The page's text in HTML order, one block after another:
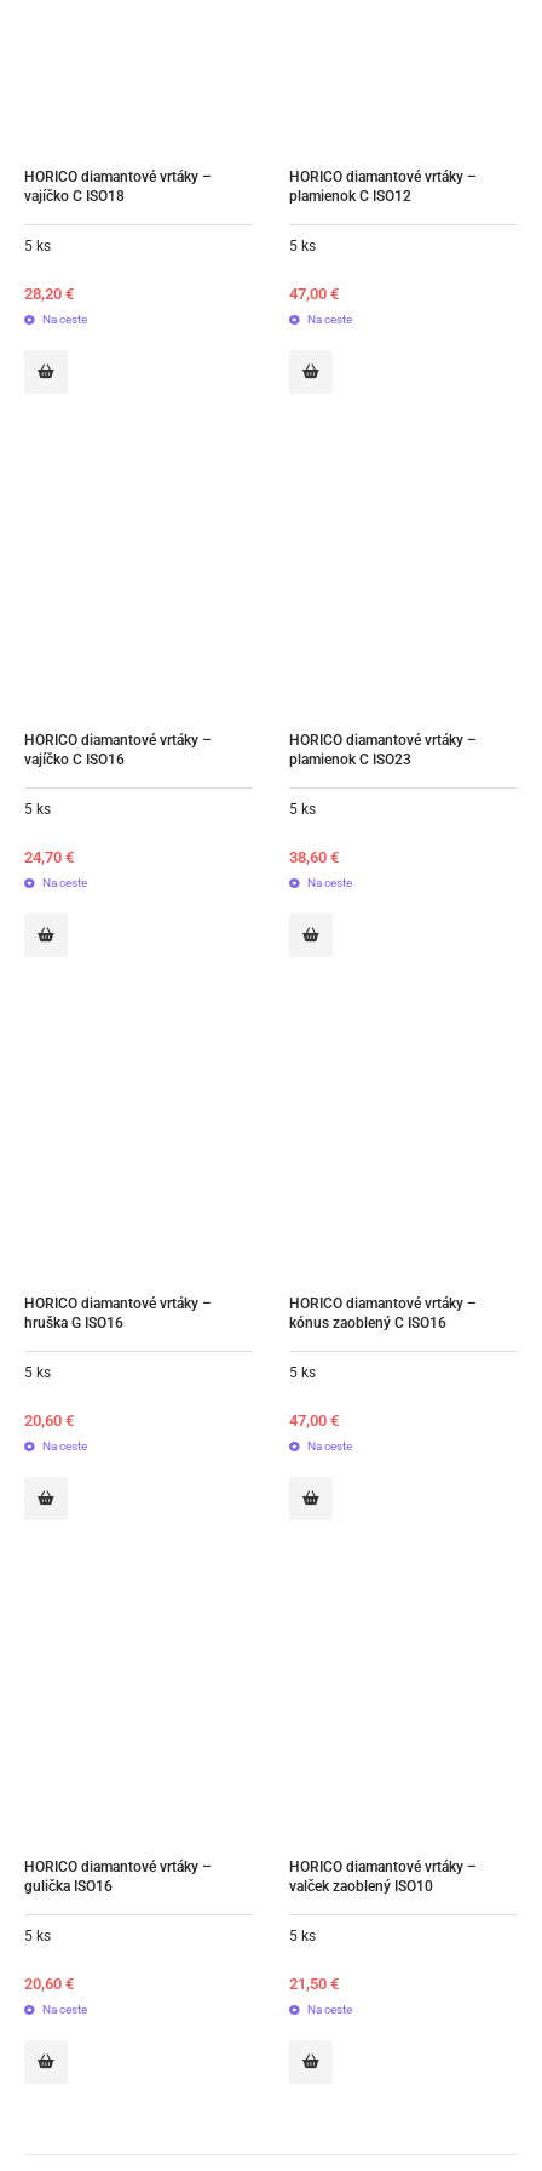
HORICO diamantové vrtáky –
vajíčko C ISO18
5 ks
28,20 €
Na ceste
HORICO diamantové vrtáky –
plamienok C ISO12
5 ks
47,00 €
Na ceste
HORICO diamantové vrtáky –
vajíčko C ISO16
5 ks
24,70 €
Na ceste
HORICO diamantové vrtáky –
plamienok C ISO23
5 ks
38,60 €
Na ceste
HORICO diamantové vrtáky –
hruška G ISO16
5 ks
20,60 €
Na ceste
HORICO diamantové vrtáky –
kónus zaoblený C ISO16
5 ks
47,00 €
Na ceste
HORICO diamantové vrtáky –
gulička ISO16
5 ks
20,60 €
Na ceste
HORICO diamantové vrtáky –
valček zaoblený ISO10
5 ks
21,50 €
Na ceste